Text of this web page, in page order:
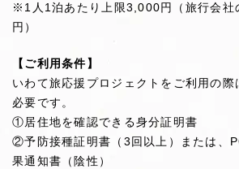
※1人1泊あたり上限3,000円（旅行会社
円）
【ご利用条件】
いわて旅応援プロジェクトをご利用の
必要です。
①居住地を確認できる身分証明書
②予防接種証明書（3回以上）または、
果通知書（陰性）